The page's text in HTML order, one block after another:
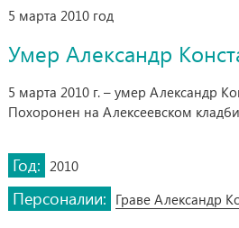
5 марта 2010 год
Умер Александр
5 марта 2010 г. – умер Александр
Похоронен на Алексеевском
Год: 2010
Персоналии: Граве Александр